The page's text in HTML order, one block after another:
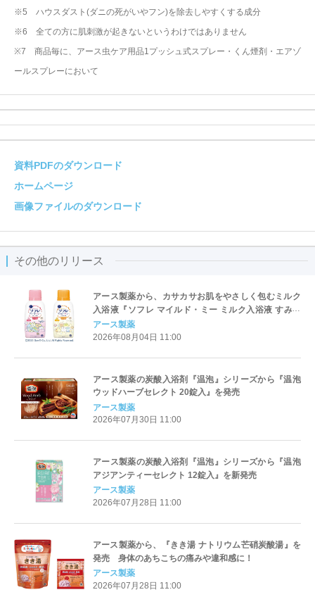
※5 ハウスダスト(ダニの死がいやフン)を除去しやすくする成分
※6 全ての⽅に肌刺激が起きないというわけではありません
※7 商品毎に、アース虫ケア用品1プッシュ式スプレー・くん煙剤・エアゾ
ールスプレーにおいて
資料PDFのダウンロード
ホームページ
画像ファイルのダウンロード
その他のリリース
アース製薬から、カサカサお肌をやさしく包むミルク
入浴液『ソフレ マイルド・ミー ミルク入浴液 すみっ
コぐらしデザイン』を数量限定で新発売
アース製薬
2026年08月04日 11:00
アース製薬の炭酸入浴剤『温泡』シリーズから『温泡
ウッドハーブセレクト 20錠入』を発売
アース製薬
2026年07月30日 11:00
アース製薬の炭酸入浴剤『温泡』シリーズから『温泡
アジアンティーセレクト 12錠入』を新発売
アース製薬
2026年07月28日 11:00
アース製薬から、『きき湯 ナトリウム芒硝炭酸湯』を
発売 身体のあちこちの痛みや違和感に！
アース製薬
2026年07月28日 11:00